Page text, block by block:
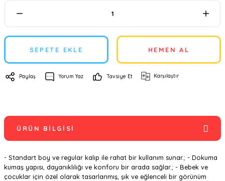
SEPETE EKLE HEMEN AL
Paylaş Yorum Yaz Tavsiye Et Karşılaştır
ÜRÜN BILGISI
- Standart boy ve regular kalıp ile rahat bir kullanım sunar.; - Dokuma
kumaş yapısı, dayanıklılığı ve konforu bir arada sağlar.; - Bebek ve
çocuklar için özel olarak tasarlanmış, şık ve eğlenceli bir görünüm